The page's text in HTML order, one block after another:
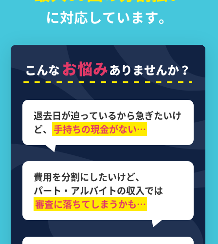
に対応しています。
こんなお悩みありませんか？
退去日が迫っているから急ぎたいけ
ど、 手持ちの現金がない…
費用を分割にしたいけど、
パート・アルバイトの収入では
審査に落ちてしまうかも…